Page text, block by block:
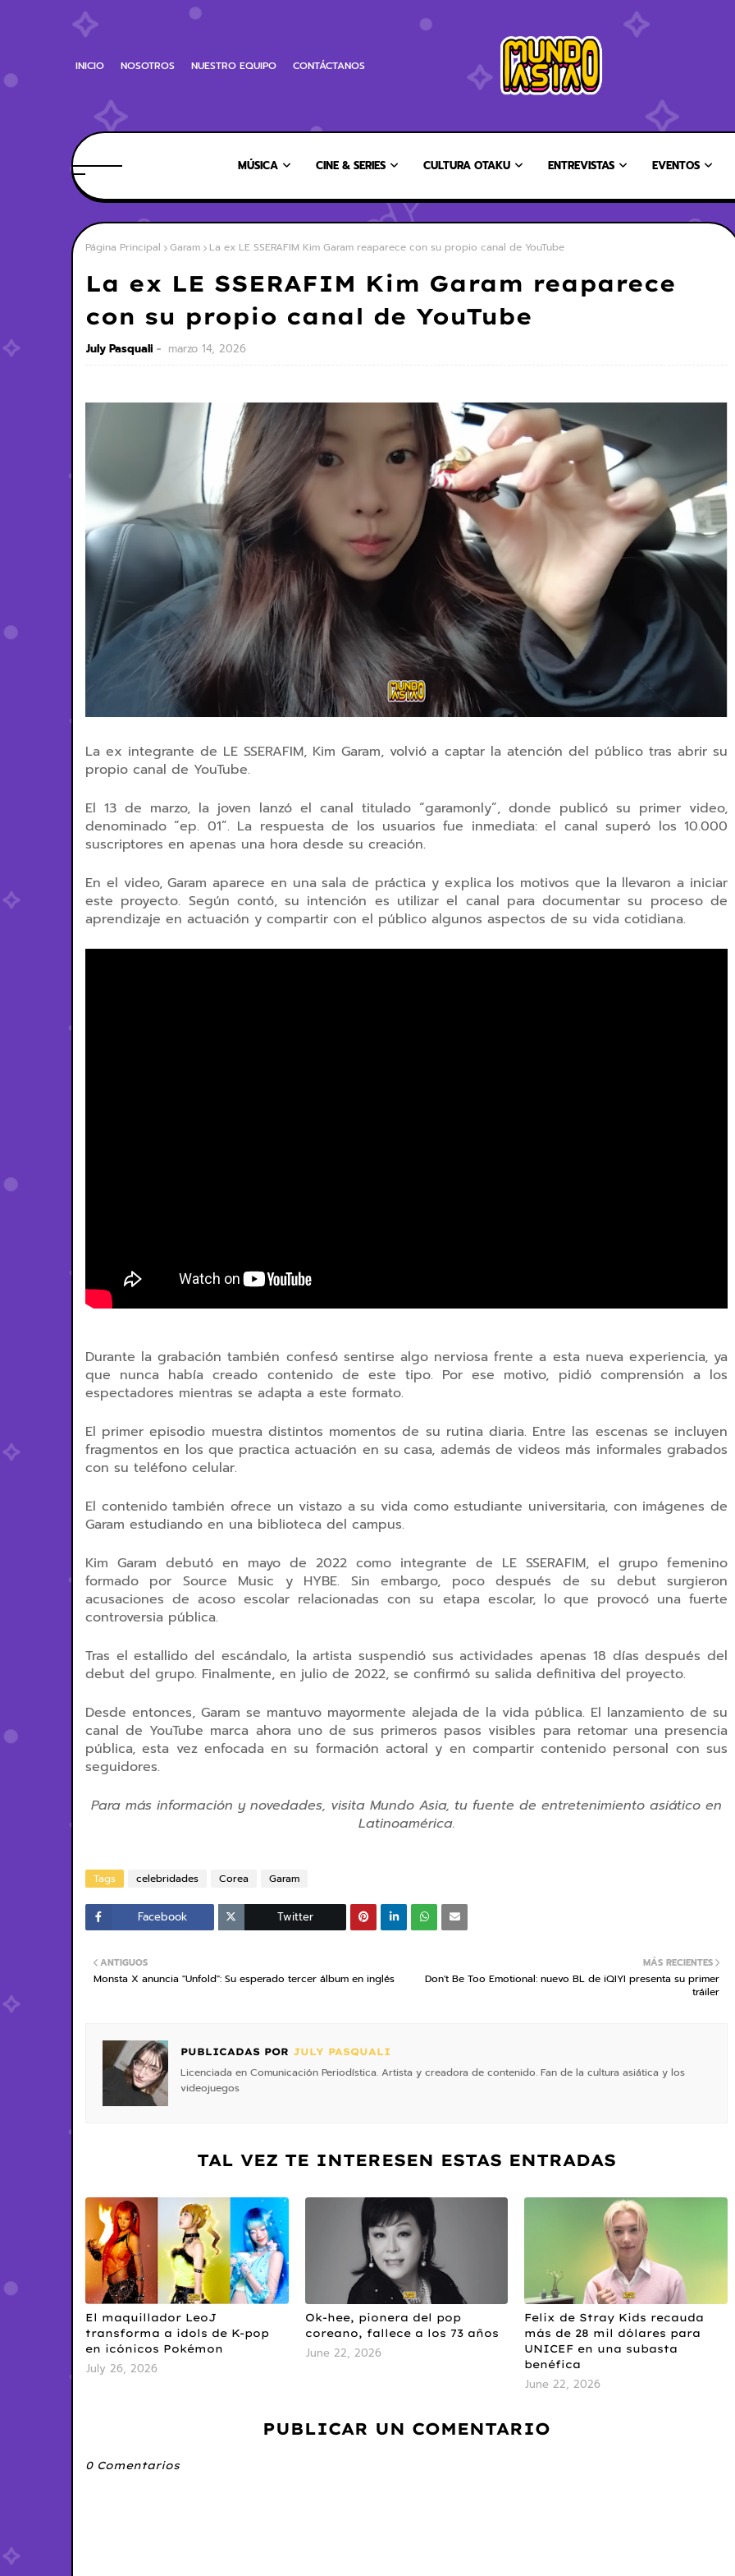
INICIO NOSOTROS NUESTRO EQUIPO CONTÁCTANOS
MÚSICA CINE & SERIES CULTURA OTAKU ENTREVISTAS EVENTOS
Página Principal Garam La ex LE SSERAFIM Kim Garam reaparece con su propio canal de YouTube
La ex LE SSERAFIM Kim Garam reaparece
con su propio canal de YouTube
July Pasquali marzo 14, 2026
La ex integrante de LE SSERAFIM, Kim Garam, volvió a captar la atención del público tras abrir su
propio canal de YouTube.
El 13 de marzo, la joven lanzó el canal titulado “garamonly”, donde publicó su primer video,
denominado “ep. 01”. La respuesta de los usuarios fue inmediata: el canal superó los 10.000
suscriptores en apenas una hora desde su creación.
En el video, Garam aparece en una sala de práctica y explica los motivos que la llevaron a iniciar
este proyecto. Según contó, su intención es utilizar el canal para documentar su proceso de
aprendizaje en actuación y compartir con el público algunos aspectos de su vida cotidiana.
Durante la grabación también confesó sentirse algo nerviosa frente a esta nueva experiencia, ya
que nunca había creado contenido de este tipo. Por ese motivo, pidió comprensión a los
espectadores mientras se adapta a este formato.
El primer episodio muestra distintos momentos de su rutina diaria. Entre las escenas se incluyen
fragmentos en los que practica actuación en su casa, además de videos más informales grabados
con su teléfono celular.
El contenido también ofrece un vistazo a su vida como estudiante universitaria, con imágenes de
Garam estudiando en una biblioteca del campus.
Kim Garam debutó en mayo de 2022 como integrante de LE SSERAFIM, el grupo femenino
formado por Source Music y HYBE. Sin embargo, poco después de su debut surgieron
acusaciones de acoso escolar relacionadas con su etapa escolar, lo que provocó una fuerte
controversia pública.
Tras el estallido del escándalo, la artista suspendió sus actividades apenas 18 días después del
debut del grupo. Finalmente, en julio de 2022, se confirmó su salida definitiva del proyecto.
Desde entonces, Garam se mantuvo mayormente alejada de la vida pública. El lanzamiento de su
canal de YouTube marca ahora uno de sus primeros pasos visibles para retomar una presencia
pública, esta vez enfocada en su formación actoral y en compartir contenido personal con sus
seguidores.
Para más información y novedades, visita Mundo Asia, tu fuente de entretenimiento asiático en
Latinoamérica.
Tags celebridades Corea Garam
Facebook Twitter
MÁS RECIENTES
Don't Be Too Emotional: nuevo BL de iQIYI presenta su primer
tráiler
ANTIGUOS
Monsta X anuncia "Unfold": Su esperado tercer álbum en inglés
PUBLICADAS POR JULY PASQUALI
Licenciada en Comunicación Periodística. Artista y creadora de contenido. Fan de la cultura asiática y los
videojuegos
TAL VEZ TE INTERESEN ESTAS ENTRADAS
El maquillador LeoJ
transforma a idols de K-pop
en icónicos Pokémon
July 26, 2026
Ok-hee, pionera del pop
coreano, fallece a los 73 años
June 22, 2026
Felix de Stray Kids recauda
más de 28 mil dólares para
UNICEF en una subasta
benéfica
June 22, 2026
PUBLICAR UN COMENTARIO
0 Comentarios